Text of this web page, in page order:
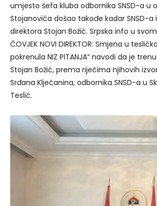
umjesto šefa kluba odbornika SNSD-a u
Stojanovića došao takođe kadar SNSD-a
direktora Stojan Božić. Srpska info u svom
ČOVJEK NOVI DIREKTOR: Smjena u
pokrenula NIZ PITANJA“ navodi da je
Stojan Božić, prema riječima njihovih
Srđana Klječanina, odbornika SNSD-a u
Teslić.